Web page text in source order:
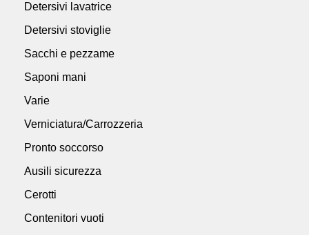
Detersivi lavatrice
Detersivi stoviglie
Sacchi e pezzame
Saponi mani
Varie
Verniciatura/Carrozzeria
Pronto soccorso
Ausili sicurezza
Cerotti
Contenitori vuoti